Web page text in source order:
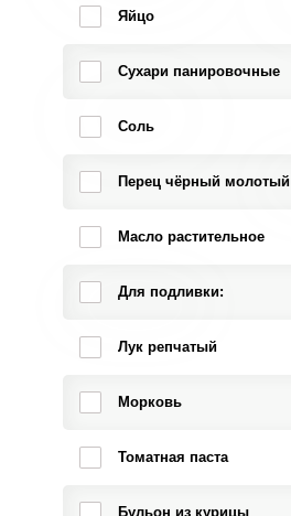
Яйцо
Сухари панировочные
Соль
Перец чёрный молотый
Масло растительное
Для подливки:
Лук репчатый
Морковь
Томатная паста
Бульон из курицы